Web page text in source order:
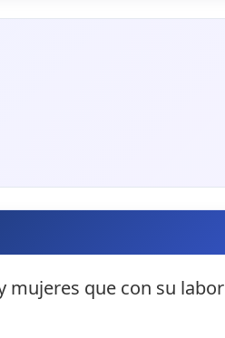
mujeres que con su labor